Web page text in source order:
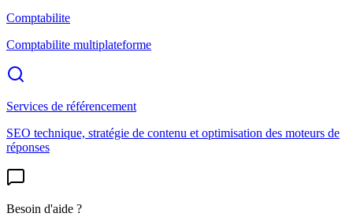
Comptabilite
Comptabilite multiplateforme
Services de référencement
SEO technique, stratégie de contenu et optimisation des moteurs de
réponses
Besoin d'aide ?